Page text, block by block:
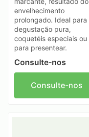
envelhecimento
prolongado. Ideal para
degustação pura,
coquetéis especiais ou
para presentear.
Consulte-nos
Consulte-nos